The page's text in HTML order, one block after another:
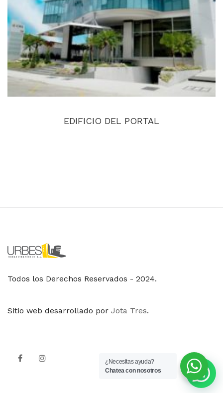
EDIFICIO DEL PORTAL
Todos los Derechos Reservados - 2024.
Sitio web desarrollado por Jota Tres.
¿Necesitas ayuda?
Chatea con nosotros